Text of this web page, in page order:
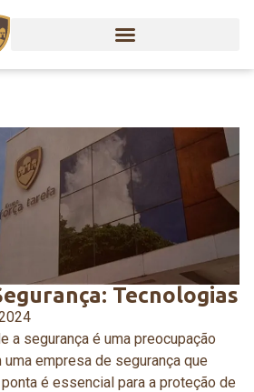
Tecnologias
a segurança é uma preocupação
empresa de segurança que
é essencial para a proteção de